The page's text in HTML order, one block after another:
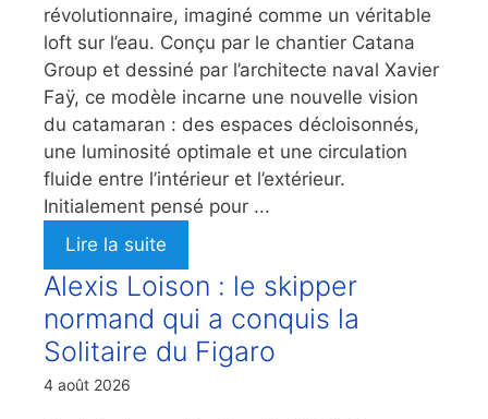
révolutionnaire, imaginé comme un véritable
loft sur l’eau. Conçu par le chantier Catana
Group et dessiné par l’architecte naval Xavier
Faÿ, ce modèle incarne une nouvelle vision
du catamaran : des espaces décloisonnés,
une luminosité optimale et une circulation
fluide entre l’intérieur et l’extérieur.
Initialement pensé pour ...
Lire la suite
Alexis Loison : le skipper
normand qui a conquis la
Solitaire du Figaro
4 août 2026